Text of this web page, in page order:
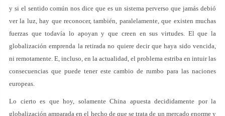
y si el sentido común nos dice que es un sistema perverso que jamás debió
ver la luz, hay que reconocer, también, paralelamente, que existen muchas
fuerzas que todavía lo apoyan y que creen en sus virtudes. El que la
globalización emprenda la retirada no quiere decir que haya sido vencida,
ni remotamente. E, incluso, en la actualidad, el problema estriba en intuir las
consecuencias que puede tener este cambio de rumbo para las naciones
europeas.
Lo cierto es que hoy, solamente China apuesta decididamente por la
globalización amparada en el hecho de que se trata de un mercado enorme y